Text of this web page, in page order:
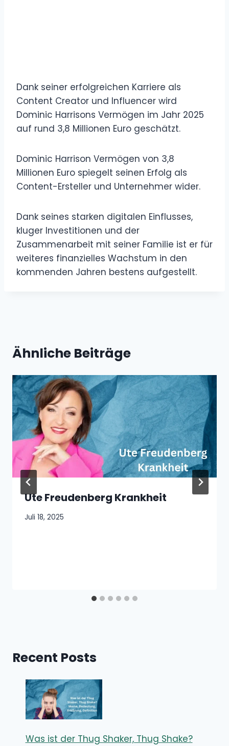
Dank seiner erfolgreichen Karriere als
Content Creator und Influencer wird
Dominic Harrisons Vermögen im Jahr 2025
auf rund 3,8 Millionen Euro geschätzt.
Dominic Harrison Vermögen von 3,8
Millionen Euro spiegelt seinen Erfolg als
Content-Ersteller und Unternehmer wider.
Dank seines starken digitalen Einflusses,
kluger Investitionen und der
Zusammenarbeit mit seiner Familie ist er für
weiteres finanzielles Wachstum in den
kommenden Jahren bestens aufgestellt.
Ähnliche Beiträge
Ute Freudenberg Krankheit
Juli 18, 2025
Recent Posts
Was ist der Thug Shaker, Thug Shake?